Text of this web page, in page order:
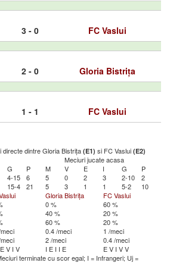
3 - 0 FC Vaslui
2 - 0 Gloria Bistrița
1 - 1 FC Vaslui
directe dintre Gloria Bistrița (E1) si FC Vaslui (E2)
Meciuri jucate acasa
G P M V E I G
P
4-15 6 5 0 2 3 2-10
2
15-4 21 5 3 1 1 5-2
10
Gloria Bistrița
FC Vaslui
0 %
60 %
40 %
20 %
60 %
20 %
0.4 /meci
1 /meci
2 /meci
0.4 /meci
EV I V I E I I E EV I VV
terminate cu scor egal; I = Infrangeri; Uj =